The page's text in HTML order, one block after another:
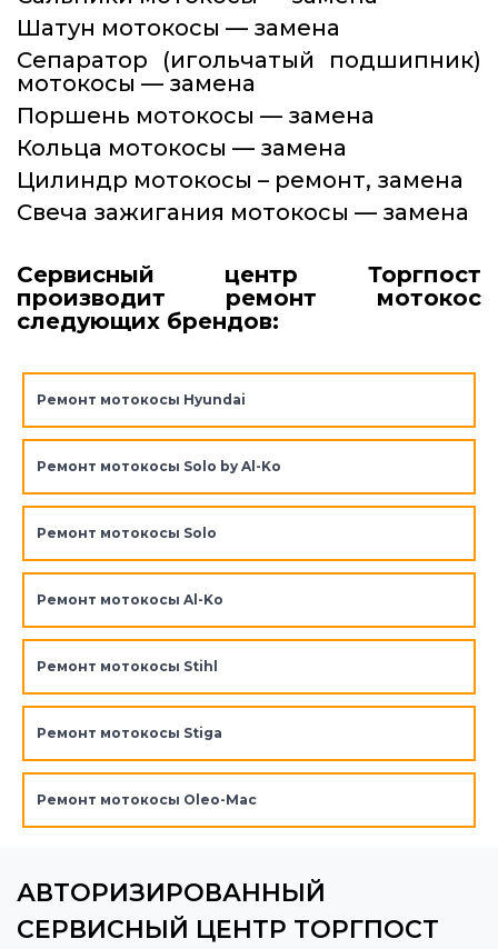
Шатун мотокосы — замена
Сепаратор (игольчатый подшипник)
мотокосы — замена
Поршень мотокосы — замена
Кольца мотокосы — замена
Цилиндр мотокосы – ремонт, замена
Свеча зажигания мотокосы — замена
Сервисный центр Торгпост
производит ремонт мотокос
следующих брендов:
Ремонт мотокосы Hyundai
Ремонт мотокосы Solo by Al-Ko
Ремонт мотокосы Solo
Ремонт мотокосы Al-Ko
Ремонт мотокосы Stihl
Ремонт мотокосы Stiga
Ремонт мотокосы Oleo-Mac
АВТОРИЗИРОВАННЫЙ
СЕРВИСНЫЙ ЦЕНТР ТОРГПОСТ